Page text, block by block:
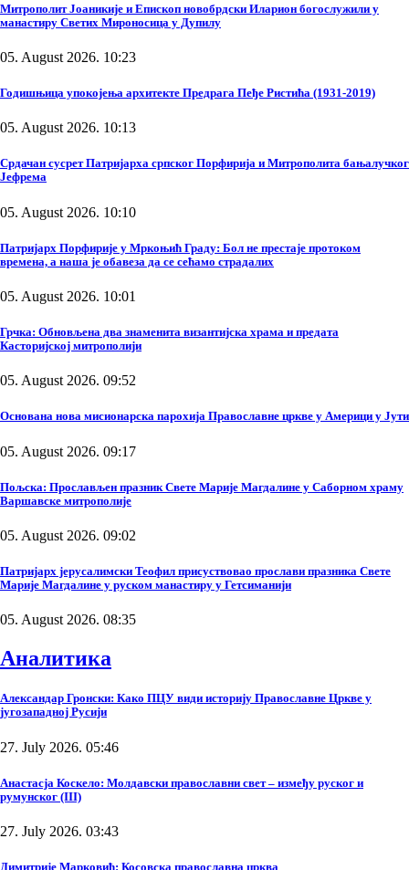
Митрополит Јоаникије и Епископ новобрдски Иларион богослужили у
манастиру Светих Мироносица у Дупилу
05. August 2026. 10:23
Годишњица упокојења архитекте Предрага Пеђе Ристића (1931-2019)
05. August 2026. 10:13
Срдачан сусрет Патријарха српског Порфирија и Митрополита бањалучког
Јефрема
05. August 2026. 10:10
Патријарх Порфирије у Мркоњић Граду: Бол не престаје протоком
времена, а наша је обавеза да се сећамо страдалих
05. August 2026. 10:01
Грчка: Обновљена два знаменита византијска храма и предата
Касторијској митрополији
05. August 2026. 09:52
Основана нова мисионарска парохија Православне цркве у Америци у Јути
05. August 2026. 09:17
Пољска: Прослављен празник Свете Марије Магдалине у Саборном храму
Варшавске митрополије
05. August 2026. 09:02
Патријарх јерусалимски Теофил присуствовао прослави празника Свете
Марије Магдалине у руском манастиру у Гетсиманији
05. August 2026. 08:35
Аналитика
Александар Гронски: Како ПЦУ види историју Православне Цркве у
југозападној Русији
27. July 2026. 05:46
Анастасја Коскело: Молдавски православни свет – између руског и
румунског (III)
27. July 2026. 03:43
Димитрије Марковић: Косовска православна црква